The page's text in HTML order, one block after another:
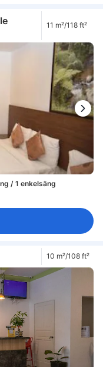
11 m²/118 ft²
/ 1 enkelsäng
10 m²/108 ft²